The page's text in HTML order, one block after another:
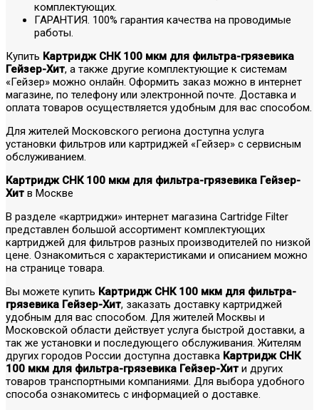
комплектующих.
ГАРАНТИЯ. 100% гарантия качества на проводимые
работы.
Купить Картридж СНК 100 мкм для фильтра-грязевика
Гейзер-Хит, а также другие комплектующие к системам
«Гейзер» можно онлайн. Оформить заказ можно в интернет
магазине, по телефону или электронной почте. Доставка и
оплата товаров осуществляется удобным для вас способом.
Для жителей Московского региона доступна услуга
установки фильтров или картриджей «Гейзер» с сервисным
обслуживанием.
Картридж СНК 100 мкм для фильтра-грязевика Гейзер-
Хит в Москве
В разделе «картриджи» интернет магазина Cartridge Filter
представлен большой ассортимент комплектующих
картриджей для фильтров разных производителей по низкой
цене. Ознакомиться с характеристиками и описанием можно
на странице товара.
Вы можете купить Картридж СНК 100 мкм для фильтра-
грязевика Гейзер-Хит, заказать доставку картриджей
удобным для вас способом. Для жителей Москвы и
Московской области действует услуга быстрой доставки, а
так же установки и последующего обслуживания. Жителям
других городов России доступна доставка Картридж СНК
100 мкм для фильтра-грязевика Гейзер-Хит и других
товаров транспортными компаниями. Для выбора удобного
способа ознакомитесь с информацией о доставке.